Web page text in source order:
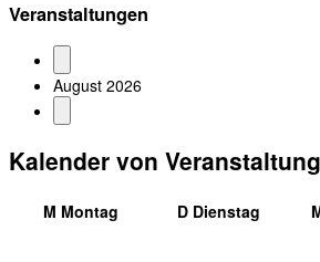
Veranstaltungen
August 2026
Kalender von
M Montag D Dienstag